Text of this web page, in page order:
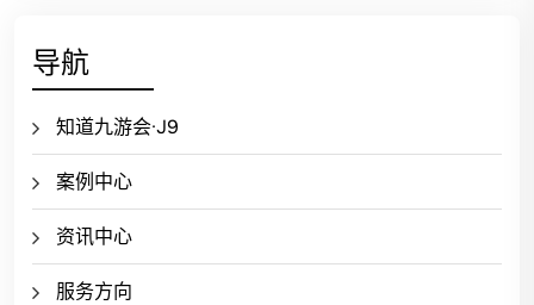
导航
知道九游会·J9
案例中心
资讯中心
服务方向